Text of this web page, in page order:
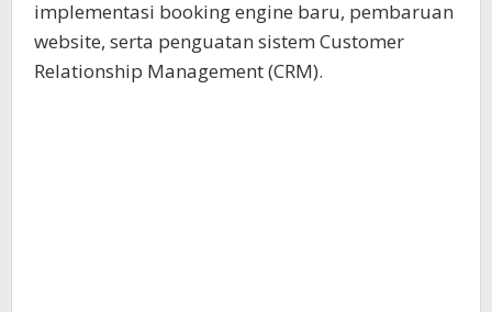
implementasi booking engine baru, pembaruan
website, serta penguatan sistem Customer
Relationship Management (CRM).